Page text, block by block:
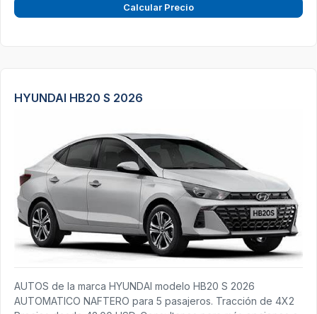
Calcular Precio
HYUNDAI HB20 S 2026
AUTOS de la marca HYUNDAI modelo HB20 S 2026
AUTOMATICO NAFTERO para 5 pasajeros. Tracción de 4X2